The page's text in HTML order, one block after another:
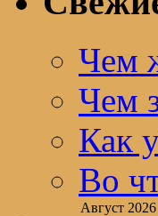
Чем
Чем
Как
Во
Август 2026